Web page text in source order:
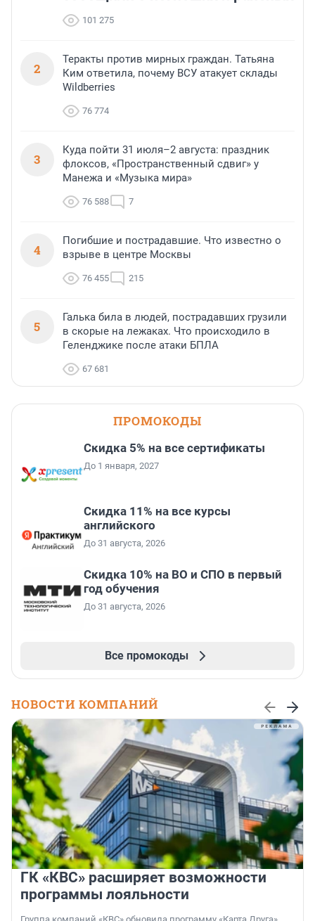
101 275
2
Теракты против мирных граждан. Татьяна
Ким ответила, почему ВСУ атакует склады
Wildberries
76 774
3
Куда пойти 31 июля–2 августа: праздник
флоксов, «Пространственный сдвиг» у
Манежа и «Музыка мира»
76 588 7
4
Погибшие и пострадавшие. Что известно о
взрыве в центре Москвы
76 455 215
5
Галька била в людей, пострадавших грузили
в скорые на лежаках. Что происходило в
Геленджике после атаки БПЛА
67 681
ПРОМОКОДЫ
Скидка 5% на все сертификаты
До 1 января, 2027
Скидка 11% на все курсы
английского
До 31 августа, 2026
Скидка 10% на ВО и СПО в первый
год обучения
До 31 августа, 2026
Все промокоды
НОВОСТИ КОМПАНИЙ
ГК «КВС» расширяет возможности
программы лояльности